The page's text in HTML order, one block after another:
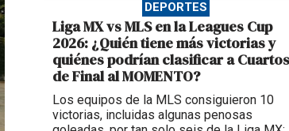
DEPORTES
Liga MX vs MLS en la Leagues Cup
2026: ¿Quién tiene más victorias y
quiénes podrían clasificar a Cuartos
de Final al MOMENTO?
Los equipos de la MLS consiguieron 10
victorias, incluidas algunas penosas